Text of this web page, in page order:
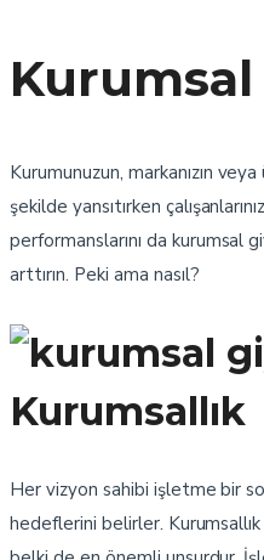
Kurumunuzun, markanızın
şekilde yansıtırken
performanslarını da kurumsal
arttırın. Peki ama nasıl?
Kurumsallık
Her vizyon sahibi işletme bir
hedeflerini belirler.